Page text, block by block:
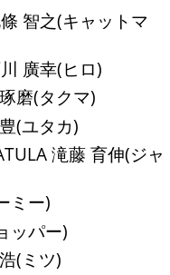
智之(キャットマ
廣幸(ヒロ)
磨(タクマ)
(ユタカ)
滝藤 育伸(ジャ
ミー)
ッパー)
(ミツ)